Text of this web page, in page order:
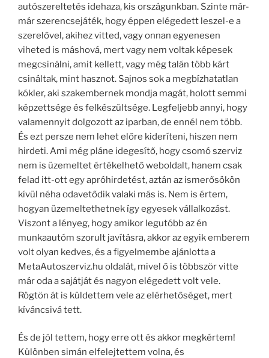
autószereltetés idehaza, kis országunkban. Szinte már-
már szerencsejáték, hogy éppen elégedett leszel-e a
szerelővel, akihez vitted, vagy onnan egyenesen
viheted is máshová, mert vagy nem voltak képesek
megcsinálni, amit kellett, vagy még talán több kárt
csináltak, mint hasznot. Sajnos sok a megbízhatatlan
kókler, aki szakembernek mondja magát, holott semmi
képzettsége és felkészültsége. Legfeljebb annyi, hogy
valamennyit dolgozott az iparban, de ennél nem több.
És ezt persze nem lehet előre kideríteni, hiszen nem
hirdeti. Ami még pláne idegesítő, hogy csomó szerviz
nem is üzemeltet értékelhető weboldalt, hanem csak
felad itt-ott egy apróhirdetést, aztán az ismerősökön
kívül néha odavetődik valaki más is. Nem is értem,
hogyan üzemeltethetnek így egyesek vállalkozást.
Viszont a lényeg, hogy amikor legutóbb az én
munkaautóm szorult javításra, akkor az egyik emberem
volt olyan kedves, és a figyelmembe ajánlotta a
MetaAutoszerviz.hu oldalát, mivel ő is többször vitte
már oda a sajátját és nagyon elégedett volt vele.
Rögtön át is küldettem vele az elérhetőséget, mert
kíváncsivá tett.
És de jól tettem, hogy erre ott és akkor megkértem!
Különben simán elfelejtettem volna, és